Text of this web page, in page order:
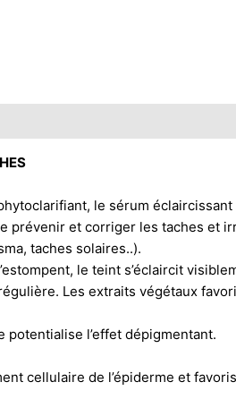
le sérum
prévenir et corriger les taches et
taches solaires..).
le teint s’éclaircit
Les extraits végétaux
potentialise l’effet dépigmentant.
cellulaire de l’épiderme et